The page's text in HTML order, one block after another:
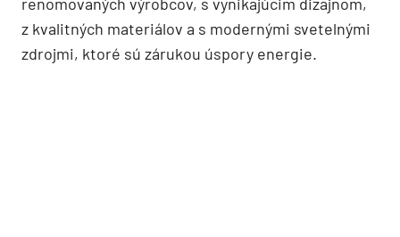
z kvalitných materiálov a s modernými svetelnými
zdrojmi, ktoré sú zárukou úspory energie.